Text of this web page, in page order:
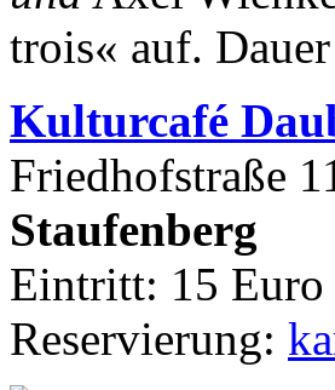
trois« auf.
Kulturcafé
Friedhofstraße
Staufenberg
Eintritt: 15 Euro
Reservierung: